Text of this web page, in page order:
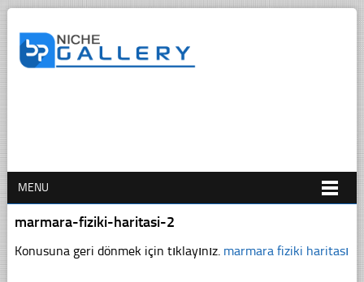
MENU
marmara-fiziki-haritasi-2
Konusuna geri dönmek için tıklayınız. marmara fiziki haritası